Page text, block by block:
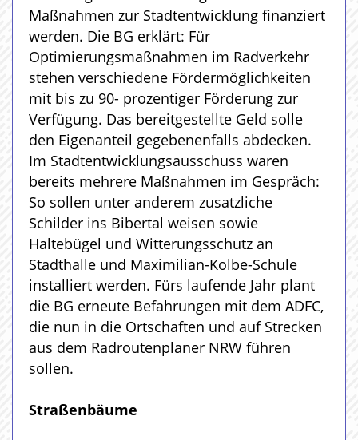
Maßnahmen zur Stadtentwicklung finanziert
werden. Die BG erklärt: Für
Optimierungsmaßnahmen im Radverkehr
stehen verschiedene Fördermöglichkeiten
mit bis zu 90- prozentiger Förderung zur
Verfügung. Das bereitgestellte Geld solle
den Eigenanteil gegebenenfalls abdecken.
Im Stadtentwicklungsausschuss waren
bereits mehrere Maßnahmen im Gespräch:
So sollen unter anderem zusatzliche
Schilder ins Bibertal weisen sowie
Haltebügel und Witterungsschutz an
Stadthalle und Maximilian-Kolbe-Schule
installiert werden. Fürs laufende Jahr plant
die BG erneute Befahrungen mit dem ADFC,
die nun in die Ortschaften und auf Strecken
aus dem Radroutenplaner NRW führen
sollen.
Straßenbäume